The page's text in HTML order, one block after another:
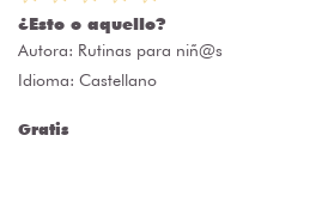
¿Esto o aquello?
Autora: Rutinas para niñ@s
Idioma: Castellano
Gratis